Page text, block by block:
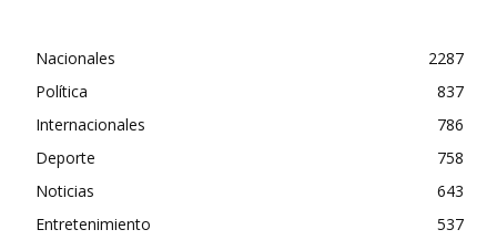
Nacionales
2287
Política
837
Internacionales
786
Deporte
758
Noticias
643
Entretenimiento
537